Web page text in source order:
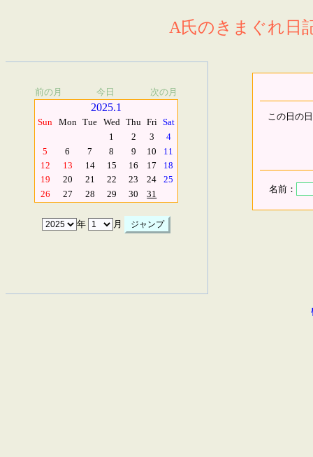
A氏のきまぐれ日
前の月 今日 次の月
2025.1
Sun Mon Tue Wed Thu Fri Sat
1
2 3
4
5
6 7 8 9 10
11
12
13 14 15 16 17
18
19
20 21 22 23 24
25
26
27 28 29 30 31
年 月
この日の
名前：